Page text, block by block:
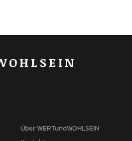
Über WERTundWOHLSEIN